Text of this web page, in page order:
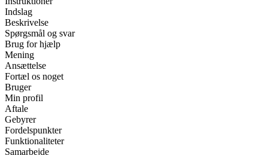
Indslag
Beskrivelse
Spørgsmål og svar
Brug for hjælp
Mening
Ansættelse
Fortæl os noget
Bruger
Min profil
Aftale
Gebyrer
Fordelspunkter
Funktionaliteter
Samarbejde